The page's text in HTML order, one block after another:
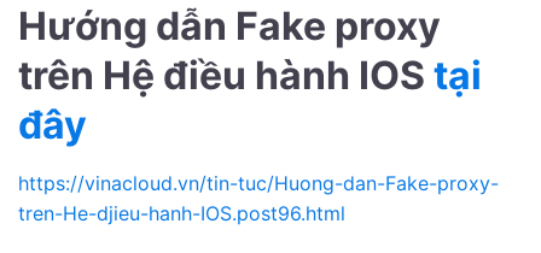
Hướng dẫn Fake proxy
trên Hệ điều hành IOS tại
đây
https://vinacloud.vn/tin-tuc/Huong-dan-Fake-proxy-
tren-He-djieu-hanh-IOS.post96.html